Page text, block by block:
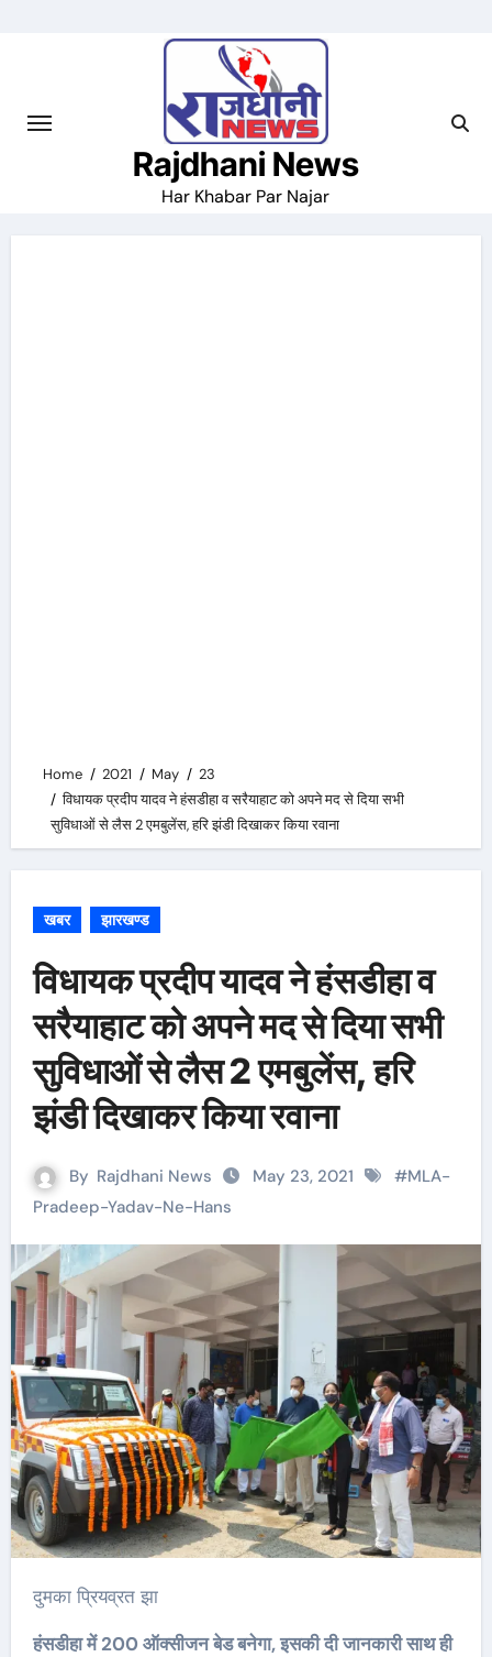
Rajdhani News
Har Khabar Par Najar
Home 2021 May
23
विधायक प्रदीप यादव ने हंसडीहा व सरैयाहाट को अपने मद से दिया सभी
सुविधाओं से लैस 2 एमबुलेंस, हरि झंडी दिखाकर किया रवाना
खबर झारखण्ड
विधायक प्रदीप यादव ने हंसडीहा व
सरैयाहाट को अपने मद से दिया सभी
सुविधाओं से लैस 2 एमबुलेंस, हरि
झंडी दिखाकर किया रवाना
By Rajdhani News May 23, 2021 #MLA-
Pradeep-Yadav-Ne-Hans
दुमका प्रियव्रत झा
हंसडीहा में 200 ऑक्सीजन बेड बनेगा, इसकी दी जानकारी साथ ही